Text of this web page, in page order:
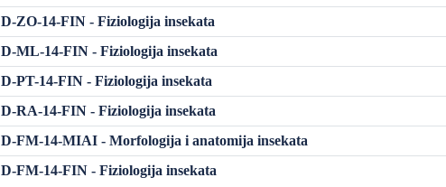
D-ZO-14-FIN - Fiziologija insekata
D-ML-14-FIN - Fiziologija insekata
D-PT-14-FIN - Fiziologija insekata
D-RA-14-FIN - Fiziologija insekata
D-FM-14-MIAI - Morfologija i anatomija insekata
D-FM-14-FIN - Fiziologija insekata